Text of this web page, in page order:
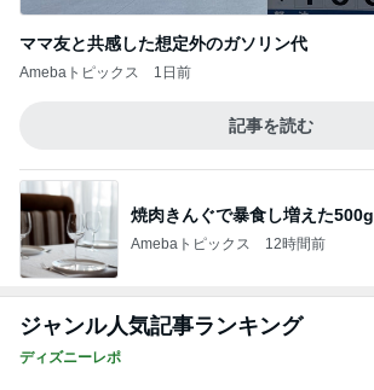
ママ友と共感した想定外のガソリン代
Amebaトピックス 1日前
記事を読む
焼肉きんぐで暴食し増えた500g
Amebaトピックス 12時間前
ジャンル人気記事ランキング
ディズニーレポ